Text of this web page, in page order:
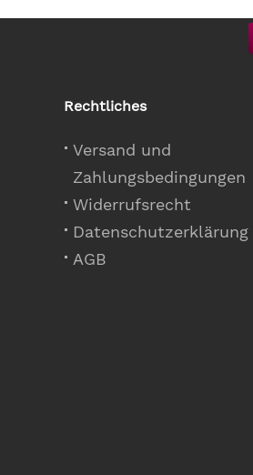
Rechtliches
Versand und
Zahlungsbedingungen
Widerrufsrecht
Datenschutzerklärung
AGB